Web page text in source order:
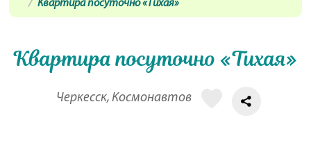
Квартира посуточно «Тихая»
Квартира посуточно «Тихая»
Черкесск, Космонавтов